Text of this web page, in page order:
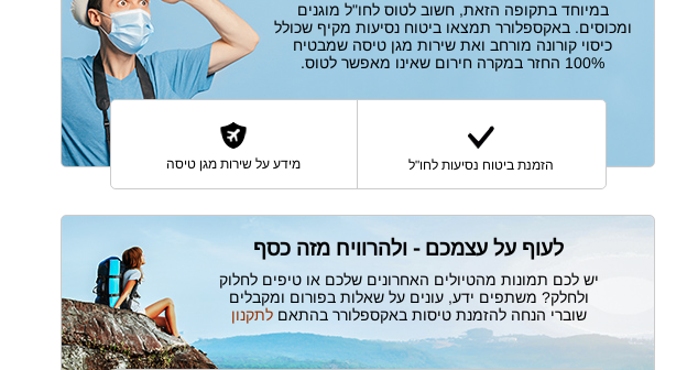
הזמנת ביטוח נסיעות לחו"ל מידע על שירות מגן טיסה
במיוחד בתקופה הזאת, חשוב לטוס לחו"ל מוגנים
ומכוסים. באקספלורר תמצאו ביטוח נסיעות מקיף שכולל
כיסוי קורונה מורחב ואת שירות מגן טיסה שמבטיח
100% החזר במקרה חירום שאינו מאפשר לטוס.
לעוף על עצמכם - ולהרוויח מזה כסף
יש לכם תמונות מהטיולים האחרונים שלכם או טיפים לחלוק
ולחלק? משתפים ידע, עונים על שאלות בפורום ומקבלים
שוברי הנחה להזמנת טיסות באקספלורר בהתאםלתקנון